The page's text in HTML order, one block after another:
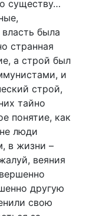
существу…
была
странная
а строй был
и
строй,
тайно
понятие, как
люди
в жизни –
веяния
другую
свою